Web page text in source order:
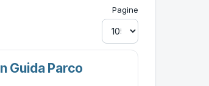
Pagine
Guida Parco